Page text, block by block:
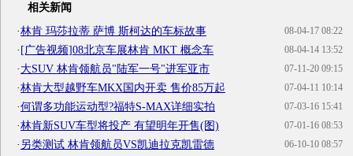
相关新闻
08-04-17 08:22
·林肯 玛莎拉蒂 萨博 斯柯达的车标故事
08-04-14 13:52
·[广告视频]08北京车展林肯 MKT 概念车
07-11-20 09:15
·大SUV 林肯领航员"陆军一号"进军亚市
07-04-11 10:14
·林肯大型越野车MKX国内开卖 售价85万起
07-03-16 15:41
·何谓多功能运动型?福特S-MAX详细实拍
07-01-16 08:53
·林肯新SUV车型将投产 有望明年开售(图)
06-10-10 08:57
· 另类测试 林肯领航员VS凯迪拉克凯雷德